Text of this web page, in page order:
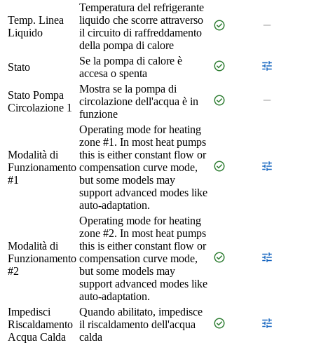
Temp. Linea
Liquido
Temperatura del refrigerante
liquido che scorre attraverso
il circuito di raffreddamento
della pompa di calore
check_circle remove
Stato
Se la pompa di calore è
accesa o spenta
check_circle tune
Stato Pompa
Circolazione 1
Mostra se la pompa di
circolazione dell'acqua è in
funzione
check_circle remove
Modalità di
Funzionamento
#1
Operating mode for heating
zone #1. In most heat pumps
this is either constant flow or
compensation curve mode,
but some models may
support advanced modes like
auto-adaptation.
check_circle tune
Modalità di
Funzionamento
#2
Operating mode for heating
zone #2. In most heat pumps
this is either constant flow or
compensation curve mode,
but some models may
support advanced modes like
auto-adaptation.
check_circle tune
Impedisci
Riscaldamento
Acqua Calda
Quando abilitato, impedisce
il riscaldamento dell'acqua
calda
check_circle tune